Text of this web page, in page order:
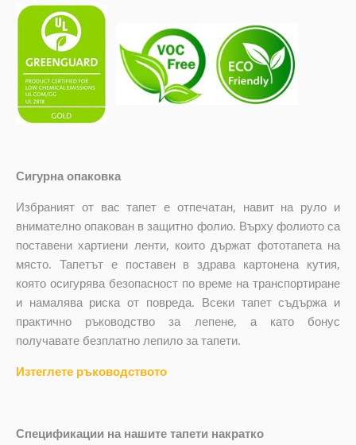
Сигурна опаковка
Избраният от вас тапет е отпечатан, навит на руло и
внимателно опакован в защитно фолио. Върху фолиото са
поставени хартиени ленти, които държат фототапета на
място. Тапетът е поставен в здрава картонена кутия,
която осигурява безопасност по време на транспортиране
и намалява риска от повреда. Всеки тапет съдържа и
практично ръководство за лепене, а като бонус
получавате безплатно лепило за тапети.
Изтеглете ръководството
Спецификации на нашите тапети накратко